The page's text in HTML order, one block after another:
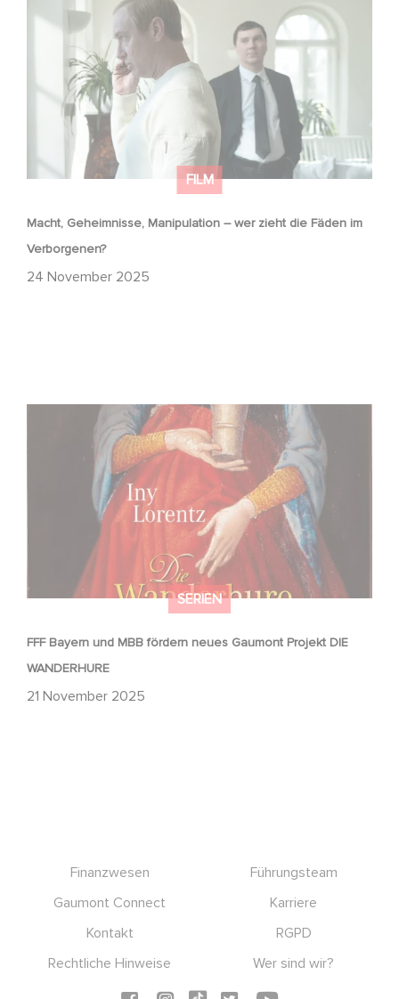
FILM
Macht, Geheimnisse, Manipulation – wer zieht die Fäden im
Verborgenen?
24 November 2025
im Verborgenen?
SERIEN
FFF Bayern und MBB fördern neues Gaumont Projekt DIE
WANDERHURE
21 November 2025
FFF Bayern und MBB fördern neues Gaumont Projekt DIE
WANDERHURE
Finanzwesen
Führungsteam
Gaumont Connect
Karriere
Kontakt
RGPD
Rechtliche Hinweise
Wer sind wir?
Social icons